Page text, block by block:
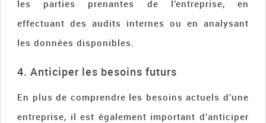
les parties prenantes de l’entreprise, en
effectuant des audits internes ou en analysant
les données disponibles.
4. Anticiper les besoins futurs
En plus de comprendre les besoins actuels d’une
entreprise, il est également important d’anticiper